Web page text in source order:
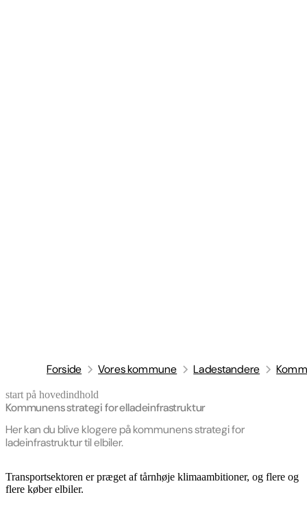
Forside Vores kommune Ladestandere
start på hovedindhold
Kommunens strategi for elladeinfrastruktur
Her kan du blive klogere på kommunens strategi for
ladeinfrastruktur til elbiler.
senest opdateret 30. april 2026
Transportsektoren er præget af tårnhøje klimaambitioner, og flere og
flere køber elbiler.